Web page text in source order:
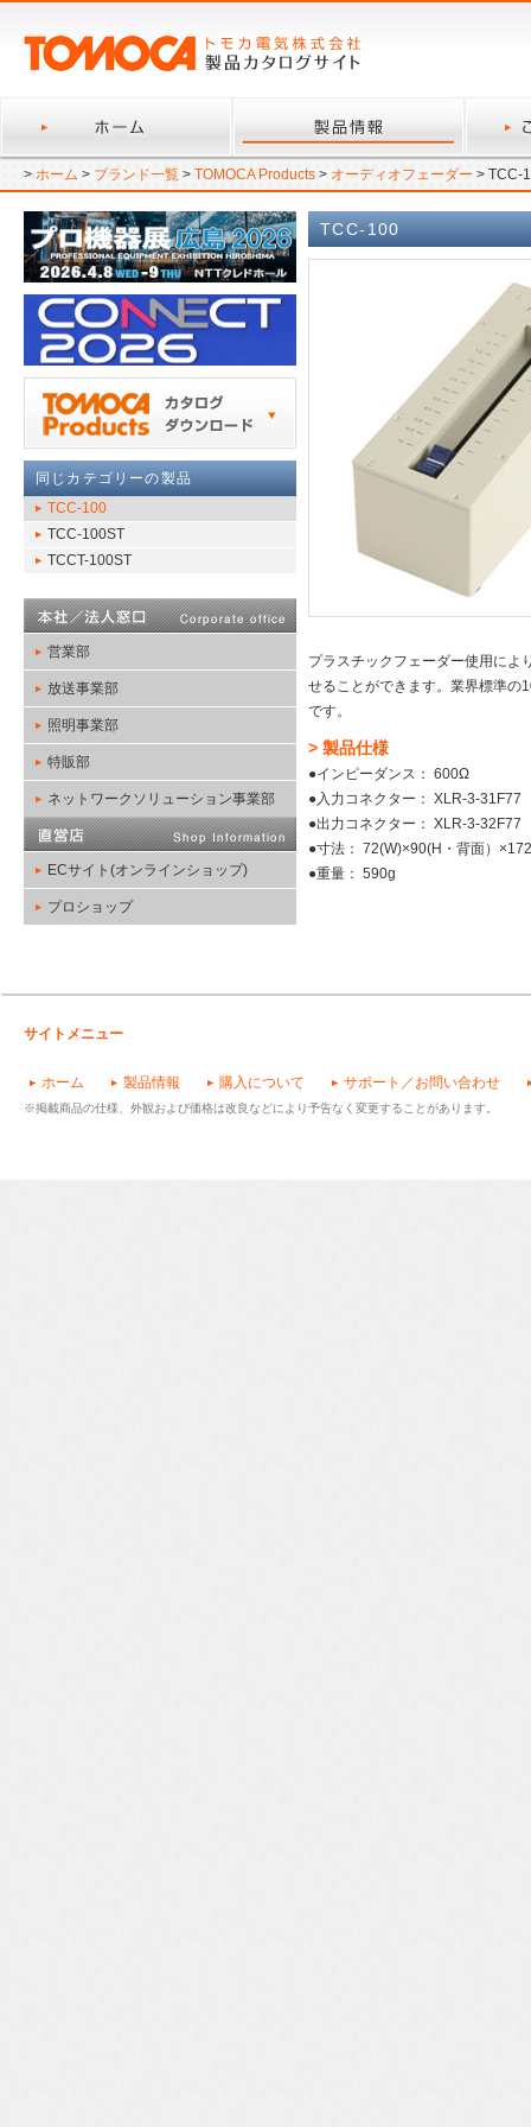
> ホーム > ブランド一覧 > TOMOCA Products > オーディオフェーダー > TCC-
TCC-100
プラスチックフェーダー使用によ
せることができます。業界標準の
です。
> 製品仕様
●インピーダンス： 600Ω
●入力コネクター： XLR-3-31F77
●出力コネクター： XLR-3-32F77
●寸法： 72(W)×90(H・背面）
●重量： 590g
同じカテゴリーの製品
TCC-100
TCC-100ST
TCCT-100ST
営業部
放送事業部
照明事業部
特販部
ネットワークソリューション事業部
ECサイト(オンラインショップ)
プロショップ
サイトメニュー
ホーム 製品情報 購入について サポート／お問い合わせ
※掲載商品の仕様、外観および価格は改良などにより予告なく変更することがあります。